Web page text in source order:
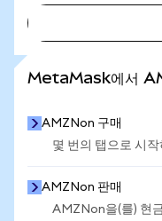
MetaMask에서
AMZNon 구매
몇 번의 탭으로 시
AMZNon 판매
AMZNon을(를) 현